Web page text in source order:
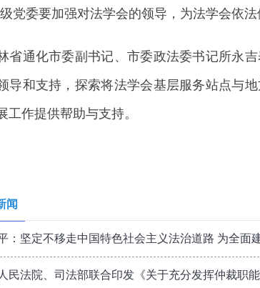
委要加强对法学会的领导，为法学会依法
通化市委副书记、市委政法委书记所永吉
导和支持，探索将法学会基层服务站点与
工作提供帮助与支持。
闻
：坚定不移走中国特色社会主义法治道路 为全面
民法院、司法部联合印发《关于充分发挥仲裁职